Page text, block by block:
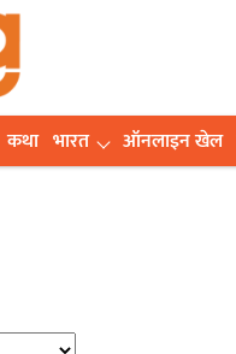
कथा भारत ऑनलाइन खेल